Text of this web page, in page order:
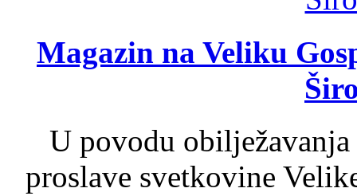
Magazin na Veliku
U povodu
proslave svetkovine